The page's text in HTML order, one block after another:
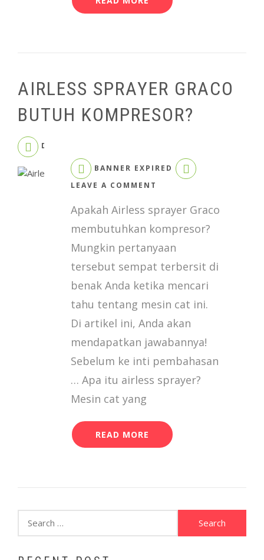
AIRLESS SPRAYER GRACO
BUTUH KOMPRESOR?
DECEMBER 7, 2023
BANNER EXPIRED
LEAVE A COMMENT
SPRAYER
BUTUH
KOMPRESOR?
Apakah Airless sprayer Graco
membutuhkan kompresor?
Mungkin pertanyaan
tersebut sempat terbersit di
benak Anda ketika mencari
tahu tentang mesin cat ini.
Di artikel ini, Anda akan
mendapatkan jawabannya!
Sebelum ke inti pembahasan
… Apa itu airless sprayer?
Mesin cat yang
READ MORE
for: